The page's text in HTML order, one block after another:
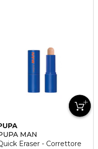
MAN
Eraser - Correttore